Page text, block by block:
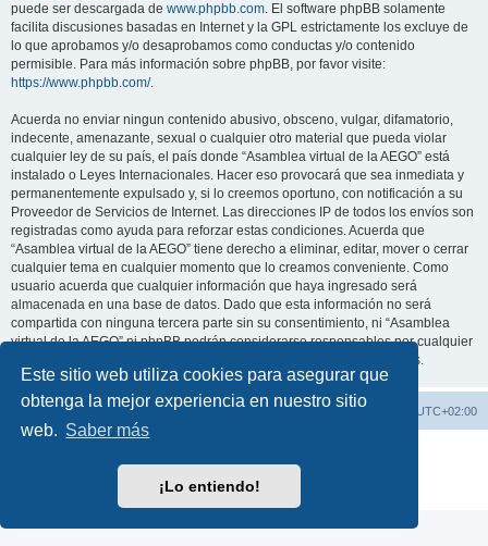
Este sitio web utiliza cookies para asegurar que
obtenga la mejor experiencia en nuestro sitio
web. Saber más
¡Lo entiendo!
puede ser descargada de www.phpbb.com. El software phpBB solamente
facilita discusiones basadas en Internet y la GPL estrictamente los excluye de
lo que aprobamos y/o desaprobamos como conductas y/o contenido
permisible. Para más información sobre phpBB, por favor visite:
https://www.phpbb.com/.
Acuerda no enviar ningun contenido abusivo, obsceno, vulgar, difamatorio,
indecente, amenazante, sexual o cualquier otro material que pueda violar
cualquier ley de su país, el país donde “Asamblea virtual de la AEGO” está
instalado o Leyes Internacionales. Hacer eso provocará que sea inmediata y
permanentemente expulsado y, si lo creemos oportuno, con notificación a su
Proveedor de Servicios de Internet. Las direcciones IP de todos los envíos son
registradas como ayuda para reforzar estas condiciones. Acuerda que
“Asamblea virtual de la AEGO” tiene derecho a eliminar, editar, mover o cerrar
cualquier tema en cualquier momento que lo creamos conveniente. Como
usuario acuerda que cualquier información que haya ingresado será
almacenada en una base de datos. Dado que esta información no será
compartida con ninguna tercera parte sin su consentimiento, ni “Asamblea
virtual de la AEGO” ni phpBB podrán considerarse responsables por cualquier
intento de hacking que conlleve a que los datos sean comprometidos.
Índice general Todos los horarios son UTC+02:00
Contáctenos
phpBB España
Privacidad| Condiciones